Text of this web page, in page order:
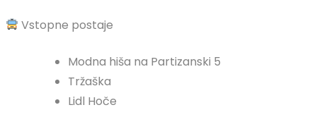
Vstopne postaje
Modna hiša na Partizanski 5
Tržaška
Lidl Hoče